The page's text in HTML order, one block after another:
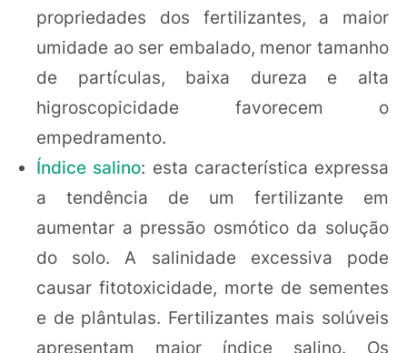
propriedades dos fertilizantes, a maior
umidade ao ser embalado, menor tamanho
de partículas, baixa dureza e alta
higroscopicidade favorecem o
empedramento.
Índice salino: esta característica expressa
a tendência de um fertilizante em
aumentar a pressão osmótico da solução
do solo. A salinidade excessiva pode
causar fitotoxicidade, morte de sementes
e de plântulas. Fertilizantes mais solúveis
apresentam maior índice salino. Os